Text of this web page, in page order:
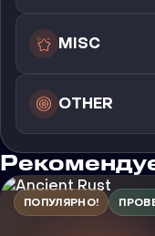
MISC
OTHER
ПОПУЛЯРНО!